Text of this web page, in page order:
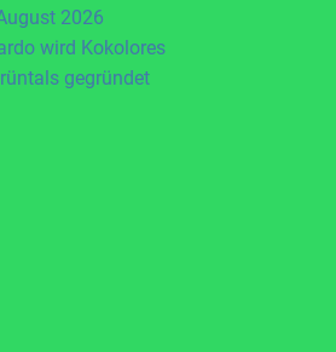
2026
wird Kokolores
gegründet